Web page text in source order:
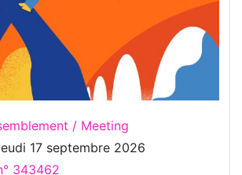
/ Meeting
17 septembre 2026
343462